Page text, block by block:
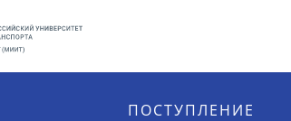
ПОСТУПЛЕНИЕ